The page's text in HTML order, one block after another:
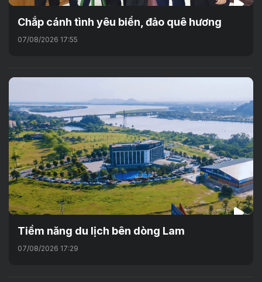
Chắp cánh tình yêu biển, đảo quê hương
07/08/2026 17:55
Tiềm năng du lịch bên dòng Lam
07/08/2026 17:29